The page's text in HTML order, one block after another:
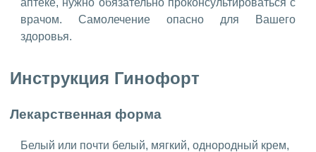
аптеке, нужно обязательно проконсультироваться с
врачом. Самолечение опасно для Вашего
здоровья.
Инструкция Гинофорт
Лекарственная форма
Белый или почти белый, мягкий, однородный крем,